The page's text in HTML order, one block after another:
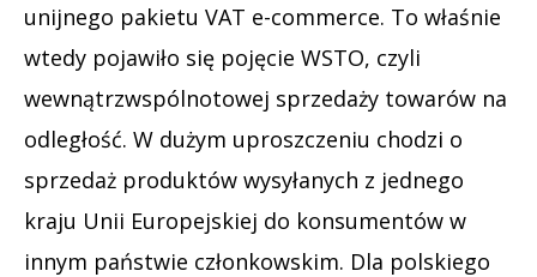
unijnego pakietu VAT e-commerce. To właśnie
wtedy pojawiło się pojęcie WSTO, czyli
wewnątrzwspólnotowej sprzedaży towarów na
odległość. W dużym uproszczeniu chodzi o
sprzedaż produktów wysyłanych z jednego
kraju Unii Europejskiej do konsumentów w
innym państwie członkowskim. Dla polskiego